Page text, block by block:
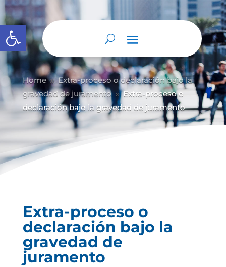
Abrir barra de herramientas
Home 9 Extra-proceso o declaración bajo la
gravedad de juramento 9 Extra-proceso o
declaración bajo la gravedad de juramento
Extra-proceso o
declaración bajo la
gravedad de
juramento